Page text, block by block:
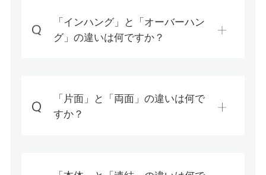
「インハング」と「オーバーハン
グ」の違いは何ですか？
「片面」と「両面」の違いは何で
すか？